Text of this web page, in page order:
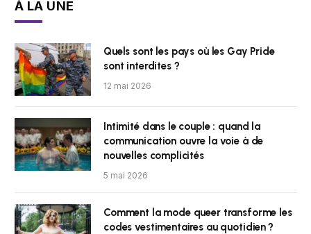
À LA UNE
Quels sont les pays où les Gay Pride
sont interdites ?
12 mai 2026
Intimité dans le couple : quand la
communication ouvre la voie à de
nouvelles complicités
5 mai 2026
Comment la mode queer transforme les
codes vestimentaires au quotidien ?